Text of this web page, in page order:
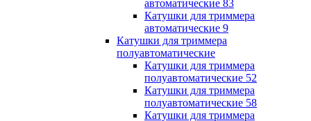
автоматические 83
Катушки для триммера
автоматические 9
Катушки для триммера
полуавтоматические
Катушки для триммера
полуавтоматические 52
Катушки для триммера
полуавтоматические 58
Катушки для триммера